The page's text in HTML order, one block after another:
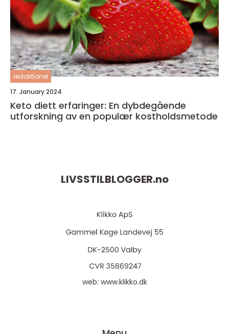
redaktionel
17. January 2024
Keto diett erfaringer: En dybdegående
utforskning av en populær kostholdsmetode
LIVSSTILBLOGGER.no
web: www.klikko.dk